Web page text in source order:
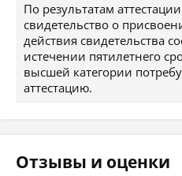
По результатам
свидетельство о
действия свидетельства
истечении пятилетнего
высшей категории
аттестацию.
Отзывы и оценки